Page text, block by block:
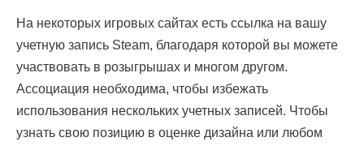
На некоторых игровых сайтах есть ссылка на вашу
учетную запись Steam, благодаря которой вы можете
участвовать в розыгрышах и многом другом.
Ассоциация необходима, чтобы избежать
использования нескольких учетных записей. Чтобы
узнать свою позицию в оценке дизайна или любом